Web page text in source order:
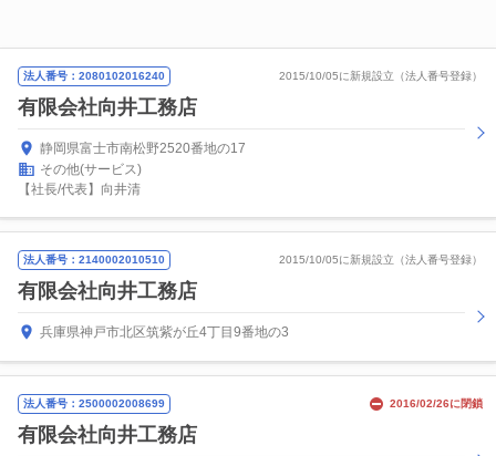
法人番号：2080102016240 2015/10/05に新規設立（法人番号登録）
有限会社向井工務店
静岡県富士市南松野2520番地の17
その他(サービス)
【社長/代表】向井清
法人番号：2140002010510 2015/10/05に新規設立（法人番号登録）
有限会社向井工務店
兵庫県神戸市北区筑紫が丘4丁目9番地の3
法人番号：2500002008699 2016/02/26に閉鎖
有限会社向井工務店